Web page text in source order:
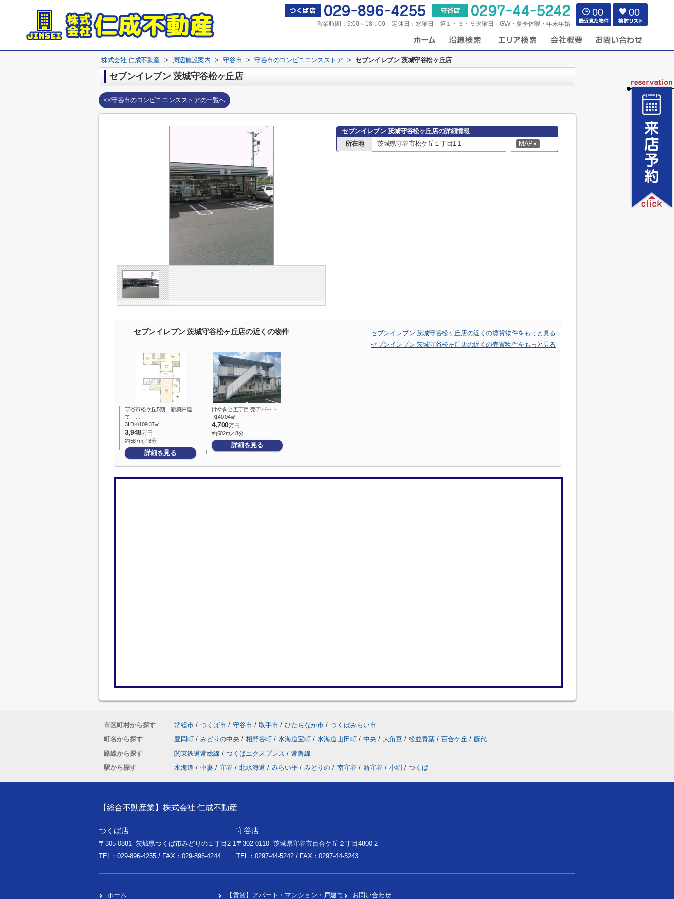
営業時間： 9:00～18：00 定休日： 水曜日 第１・３・５火曜日 GW・夏季休暇・年末年始
00 00
株式会社 仁成不動産 > 周辺施設案内 > 守谷市 > 守谷市のコンビニエンスストア > セブンイレブン 茨城守谷松ヶ丘店
セブンイレブン 茨城守谷松ヶ丘店
<<守谷市のコンビニエンスストアの一覧へ
セブンイレブン 茨城守谷松ヶ丘店の詳細情報
所在地
茨城県守谷市松ケ丘１丁目1-1 MAP ▼
セブンイレブン 茨城守谷松ヶ丘店の近くの物件
セブンイレブン 茨城守谷松ヶ丘店の近くの賃貸物件をもっと見る
セブンイレブン 茨城守谷松ヶ丘店の近くの売買物件をもっと見る
守谷市松ケ丘5期 新築戸建
て …
3LDK/109.37㎡
3,948万円
約587m／8分
詳細を見る
けやき台五丁目 売アパート
-/140.04㎡
4,700万円
約602m／8分
詳細を見る
市区町村から探す 常総市 / つくば市 / 守谷市 / 取手市 / ひたちなか市 / つくばみらい市
町名から探す
豊岡町 / みどりの中央 / 相野谷町 / 水海道宝町 / 水海道山田町 / 中央 / 大角豆 / 松並青葉 / 百合ケ丘 / 藤代
路線から探す
関東鉄道常総線 / つくばエクスプレス / 常磐線
駅から探す
水海道 / 中妻 / 守谷 / 北水海道 / みらい平 / みどりの / 南守谷 / 新守谷 / 小絹 / つくば
【総合不動産業】株式会社 仁成不動産
つくば店
〒305-0881 茨城県つくば市みどりの１丁目2-1
TEL：029-896-4255 / FAX：029-896-4244
守谷店
〒302-0110 茨城県守谷市百合ケ丘２丁目4800-2
TEL：0297-44-5242 / FAX：0297-44-5243
ホーム 【賃貸】アパート・マンション・戸建て お問い合わせ